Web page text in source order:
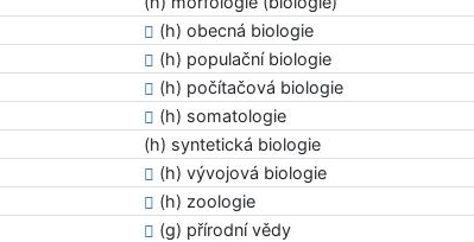
(h) obecná biologie
(h) populační biologie
(h) počítačová biologie
(h) somatologie
(h) syntetická biologie
(h) vývojová biologie
(h) zoologie
(g) přírodní vědy